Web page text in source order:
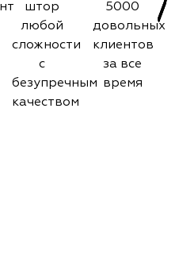
штор
любой
сложности
с
безупречным
качеством
5000
довольных
клиентов
за все
время